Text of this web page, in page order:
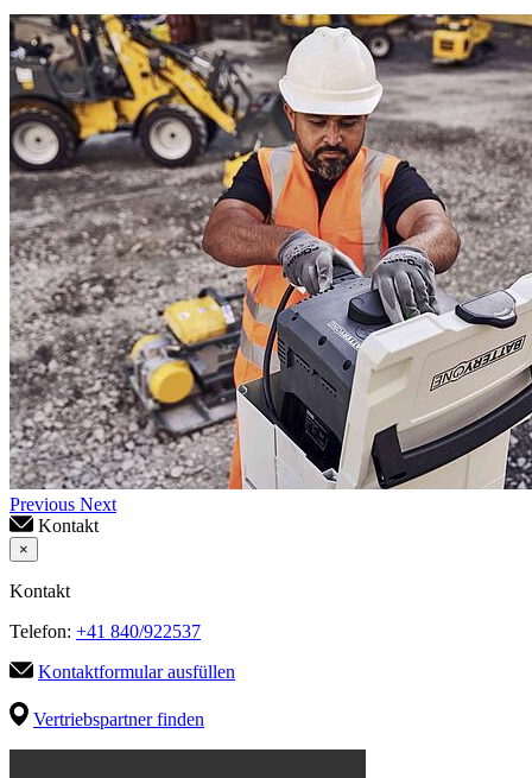
Previous Next
Kontakt
×
Kontakt
Telefon: +41 840/922537
Kontaktformular ausfüllen
Vertriebspartner finden